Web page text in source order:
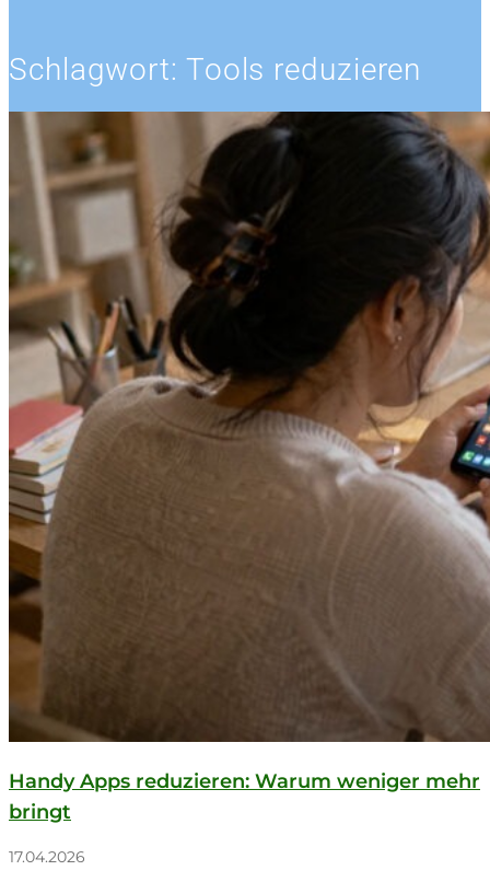
Schlagwort: Tools reduzieren
Handy Apps reduzieren: Warum weniger mehr
bringt
17.04.2026